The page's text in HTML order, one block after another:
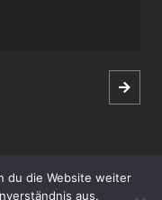
du die Website weiter
aus.